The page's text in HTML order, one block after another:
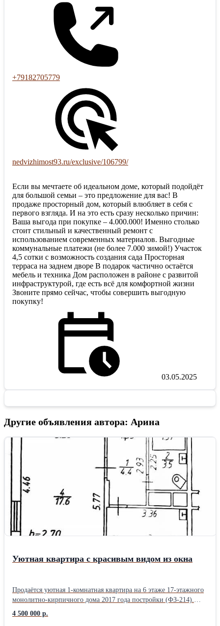
+79182705779
nedvizhimost93.ru/exclusive/106799/
Если вы мечтаете об идеальном доме, который подойдёт
для большой семьи – это предложение для вас! В
продаже просторный дом, который влюбляет в себя с
первого взгляда. И на это есть сразу несколько причин:
Ваша выгода при покупке – 4.000.000! Именно столько
стоит стильный и качественный ремонт с
использованием современных материалов. Выгодные
коммунальные платежи (не более 7.000 зимой!) Участок
4,5 сотки с возможность создания сада Просторная
терраса на заднем дворе В подарок частично остаётся
мебель и техника Дом расположен в районе с развитой
инфраструктурой, где есть всё для комфортной жизни
Звоните прямо сейчас, чтобы совершить выгодную
покупку!
03.05.2025
Другие объявления автора: Арина
Уютная квартира с красивым видом из окна
Продаётся уютная 1-комнатная квартира на 6 этаже 17-этажного
монолитно-кирпичного дома 2017 года постройки (ФЗ-214).
Общая площадь квартиры - 34,5 м², с учётом застеклённого
балкона - около 37,5 м². Комната - 17,6 м², кухня - 9 м². Высота
4 500 000 р.